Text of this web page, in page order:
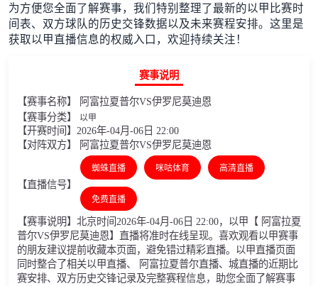
足球新闻
篮球新闻
为方便您全面了解赛事，我们特别整理了最新的以甲比赛时
间表、双方球队的历史交锋数据以及未来赛程安排。这里是
获取以甲直播信息的权威入口，欢迎持续关注！
赛事说明
【赛事名称】 阿富拉夏普尔VS伊罗尼莫迪恩
【赛事分类】
以甲
【开赛时间】2026年-04月-06日 22:00
【对阵双方】 阿富拉夏普尔VS伊罗尼莫迪恩
【直播信号】
蜘蛛直播 咪咕体育 高清直播
免费直播
【赛事说明】北京时间2026年-04月-06日 22:00，以甲【 阿富拉夏
普尔VS伊罗尼莫迪恩】直播将准时在线呈现。喜欢观看以甲赛事
的朋友建议提前收藏本页面，避免错过精彩直播。以甲直播页面
同时整合了相关以甲直播、 阿富拉夏普尔直播、城直播的近期比
赛安排、双方历史交锋记录及完整赛程信息，助您全面了解赛事